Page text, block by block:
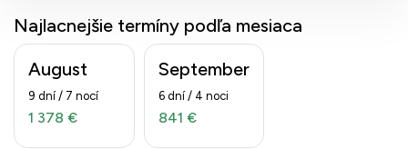
Najlacnejšie termíny podľa mesiaca
August
9 dní / 7 nocí
1 378 €
September
6 dní / 4 noci
841 €